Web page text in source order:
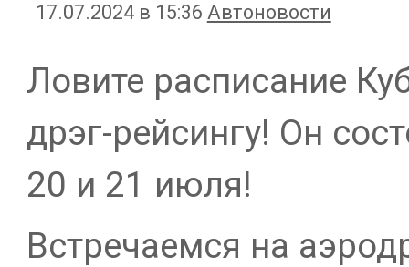
17.07.2024 в 15:36 Автоновости
Ловите расписание
дрэг-рейсингу! Он
20 и 21 июля!
Встречаемся на